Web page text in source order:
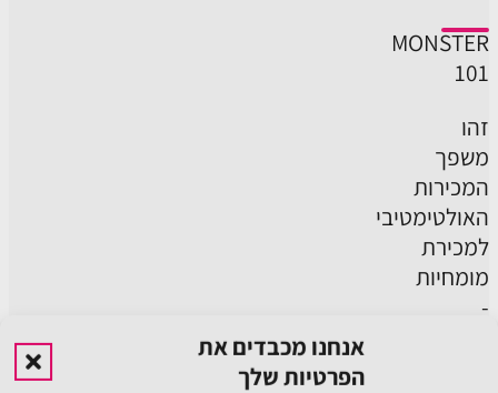
אנחנו מכבדים את
הפרטיות שלך
MONSTER
101
זהו
משפך
המכירות
האולטימטיבי
למכירת
מומחיות
-